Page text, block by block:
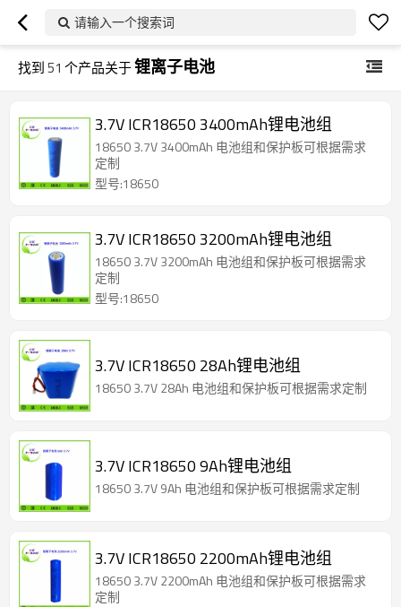
请输入一个搜索词
找到51 个产品关于锂离子电池
3.7V ICR18650 3400mAh锂电池组
18650 3.7V 3400mAh 电池组和保护板可根据需求
定制
型号:18650
3.7V ICR18650 3200mAh锂电池组
18650 3.7V 3200mAh 电池组和保护板可根据需求
定制
型号:18650
3.7V ICR18650 28Ah锂电池组
18650 3.7V 28Ah 电池组和保护板可根据需求定制
3.7V ICR18650 9Ah锂电池组
18650 3.7V 9Ah 电池组和保护板可根据需求定制
3.7V ICR18650 2200mAh锂电池组
18650 3.7V 2200mAh 电池组和保护板可根据需求
定制